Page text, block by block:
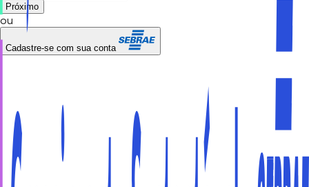
Próximo
ou
Cadastre-se com sua conta